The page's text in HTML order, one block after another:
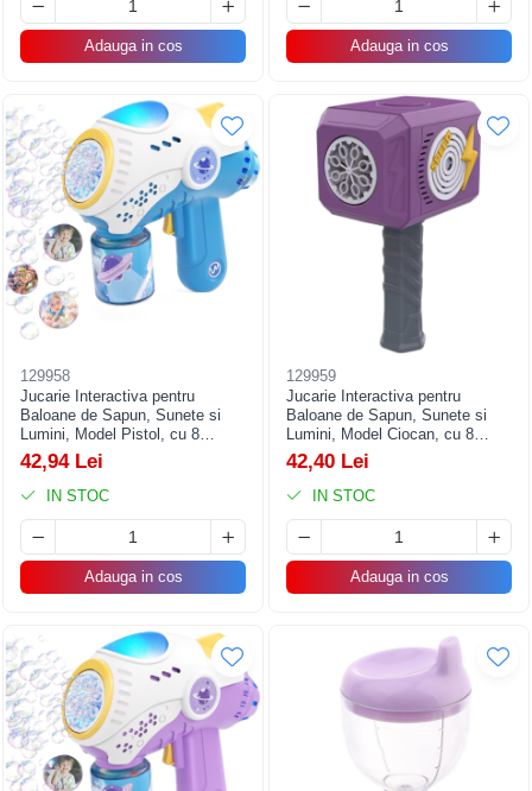
Adauga in cos Adauga in cos
129958
Jucarie Interactiva pentru
Baloane de Sapun, Sunete si
Lumini, Model Pistol, cu 8
Orificii, 20.6 x 9.4 x 21 cm,
Albastru
42,94 Lei
IN STOC
Adauga in cos
129959
Jucarie Interactiva pentru
Baloane de Sapun, Sunete si
Lumini, Model Ciocan, cu 8
Orificii, 13.5 x 10 x 12 cm, Mov
42,40 Lei
IN STOC
Adauga in cos